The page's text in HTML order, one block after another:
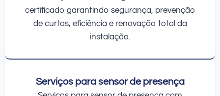
certificado garantindo segurança, prevenção
de curtos, eficiência e renovação total da
instalação.
Serviços para sensor de presença